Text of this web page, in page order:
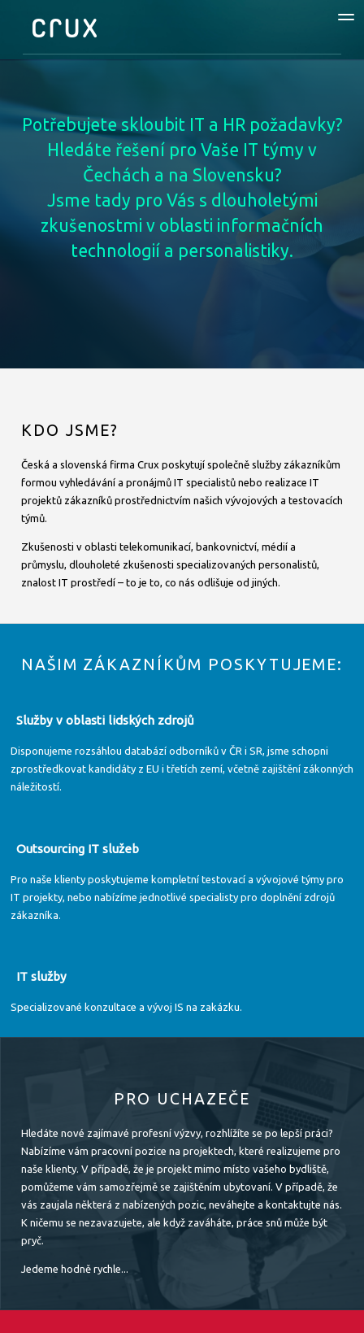
Potřebujete skloubit IT a HR požadavky?
Hledáte řešení pro Vaše IT týmy v
Čechách a na Slovensku?
Jsme tady pro Vás s dlouholetými
zkušenostmi v oblasti informačních
technologií a personalistiky.
KDO JSME?
Česká a slovenská firma Crux poskytují společně služby zákazníkům
formou vyhledávání a pronájmů IT specialistů nebo realizace IT
projektů zákazníků prostřednictvím našich vývojových a testovacích
týmů.
Zkušenosti v oblasti telekomunikací, bankovnictví, médií a
průmyslu, dlouholeté zkušenosti specializovaných personalistů,
znalost IT prostředí – to je to, co nás odlišuje od jiných.
NAŠIM ZÁKAZNÍKŮM POSKYTUJEME:
Služby v oblasti lidských zdrojů
Disponujeme rozsáhlou databází odborníků v ČR i SR, jsme schopni
zprostředkovat kandidáty z EU i třetích zemí, včetně zajištění zákonných
náležitostí.
Outsourcing IT služeb
Pro naše klienty poskytujeme kompletní testovací a vývojové týmy pro
IT projekty, nebo nabízíme jednotlivé specialisty pro doplnění zdrojů
zákazníka.
IT služby
Specializované konzultace a vývoj IS na zakázku.
PRO UCHAZEČE
Hledáte nové zajímavé profesní výzvy, rozhlížíte se po lepší práci?
Nabízíme vám pracovní pozice na projektech, které realizujeme pro
naše klienty. V případě, že je projekt mimo místo vašeho bydliště,
pomůžeme vám samozřejmě se zajištěním ubytovaní. V případě, že
vás zaujala některá z nabízených pozic, neváhejte a kontaktujte nás.
K ničemu se nezavazujete, ale když zaváháte, práce snů může být
pryč.
Jedeme hodně rychle...